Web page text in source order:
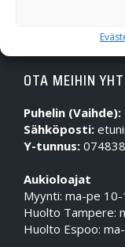
OTA MEIHIN
Puhelin (Vaihde):
Sähköposti:
Y-tunnus:
Aukioloajat
Myynti: ma-pe
Huolto Tampere:
Huolto Espoo: